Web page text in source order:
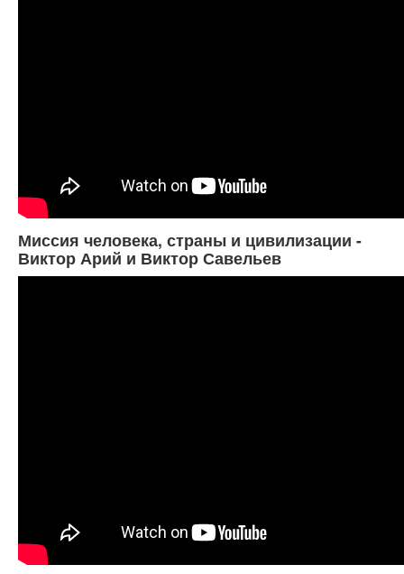
Миссия человека, страны и цивилизации -
Виктор Арий и Виктор Савельев